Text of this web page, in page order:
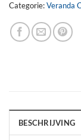
Categorie:Veranda
BESCHRIJVING